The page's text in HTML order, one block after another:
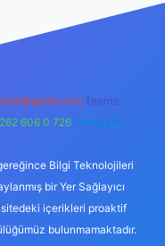
Teams:
606 0 726 Telegram:
Bilgi Teknolojileri
bir Yer Sağlayıcı
içerikleri proaktif
bulunmamaktadır.